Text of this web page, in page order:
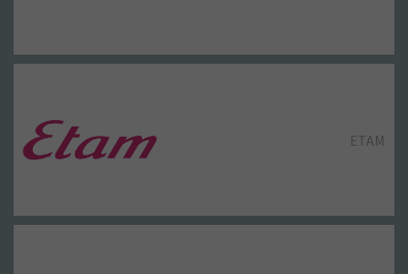
FASHION KIDS
H&M
ETAM